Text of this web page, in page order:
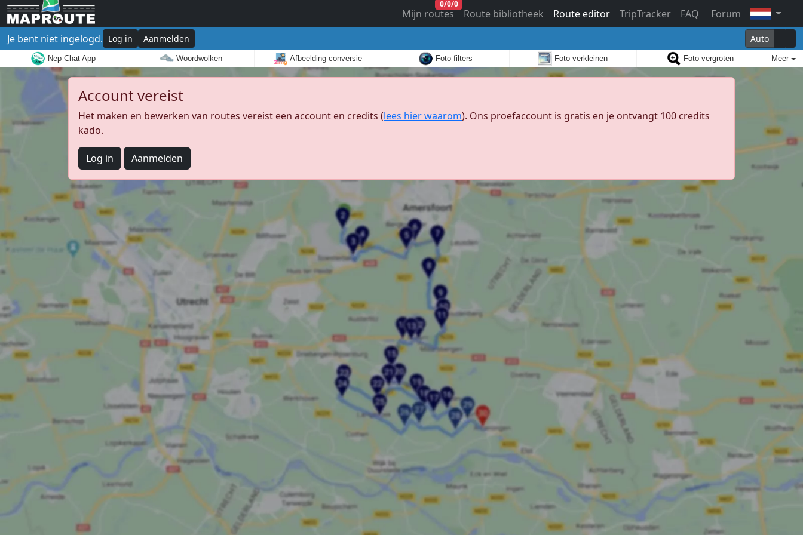
Mijn routes
0/0/0
Route bibliotheek Route editor TripTracker FAQ
Forum
Je bent niet ingelogd. Log in Aanmelden Auto
Nep Chat App Woordwolken Afbeelding conversie Foto filters Foto verkleinen Foto vergroten Meer
Account vereist
Het maken en bewerken van routes vereist een account en credits (lees hier waarom). Ons proefaccount is gratis en je ontvangt 100 credits
kado.
Log in Aanmelden